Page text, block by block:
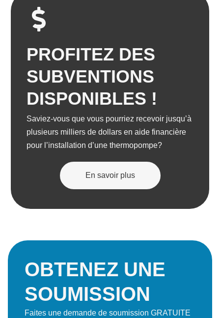
PROFITEZ DES
SUBVENTIONS
DISPONIBLES !
Saviez-vous que vous pourriez recevoir jusqu’à
plusieurs milliers de dollars en aide financière
pour l’installation d’une thermopompe?
En savoir plus
OBTENEZ UNE
SOUMISSION
Faites une demande de soumission GRATUITE